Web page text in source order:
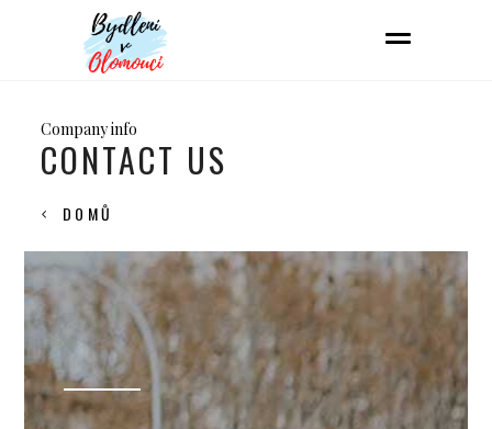
Company info
CONTACT US
DOMŮ